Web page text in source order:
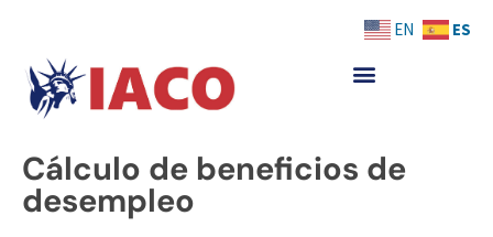
content
Cálculo de beneficios de
desempleo
EN ES